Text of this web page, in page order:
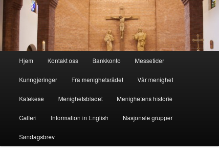
Hjem Kontakt oss Bankkonto Messetider
Kunngjøringer Fra menighetsrådet Vår menighet
Katekese Menighetsbladet Menighetens historie
Galleri Information in English Nasjonale grupper
Søndagsbrev